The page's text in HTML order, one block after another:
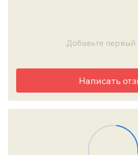
Добавьте первый
Написать